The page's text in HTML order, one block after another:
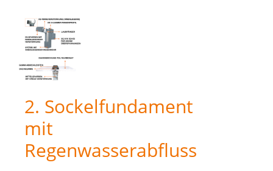
2. Sockelfundament
mit
Regenwasserabfluss